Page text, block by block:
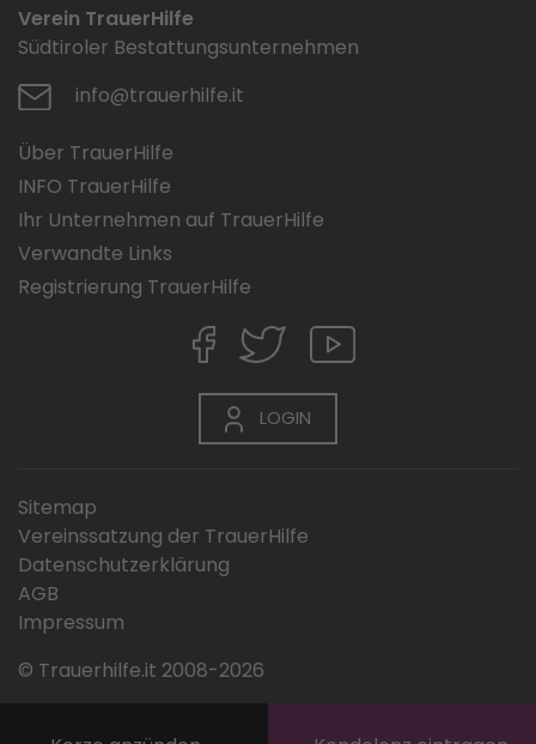
Verein TrauerHilfe
Südtiroler Bestattungsunternehmen
info@trauerhilfe.it
Über TrauerHilfe
INFO TrauerHilfe
Ihr Unternehmen auf TrauerHilfe
Verwandte Links
Registrierung TrauerHilfe
LOGIN
Sitemap
Vereinssatzung der TrauerHilfe
Datenschutzerklärung
AGB
Impressum
© Trauerhilfe.it 2008-2026